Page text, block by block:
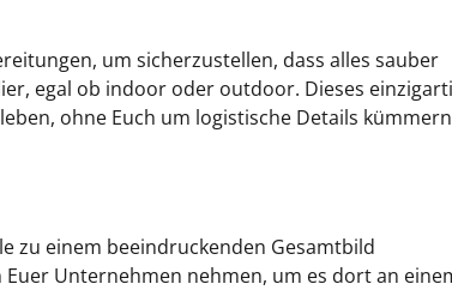
um sicherzustellen, dass alles sauber
egal ob indoor oder outdoor. Dieses
ohne Euch um logistische Details
zu einem beeindruckenden Gesamtbild
Unternehmen nehmen, um es dort an